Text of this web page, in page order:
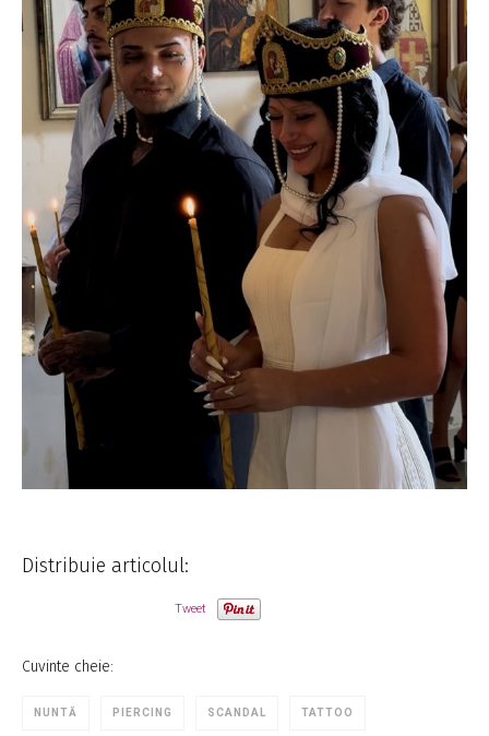
Distribuie articolul:
Tweet
Cuvinte cheie:
NUNTĂ PIERCING SCANDAL TATTOO